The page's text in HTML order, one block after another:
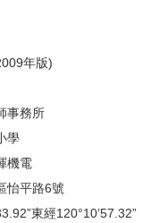
年版)
事務所
學
機電
怡平路6號
東經120°10’57.32”